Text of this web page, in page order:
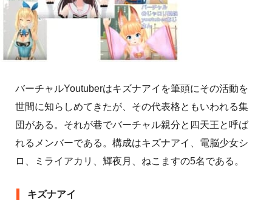
バーチャルYoutuberはキズナアイを筆頭にその活動を
世間に知らしめてきたが、その代表格ともいわれる集
団がある。それが巷でバーチャル親分と四天王と呼ば
れるメンバーである。構成はキズナアイ、電脳少女シ
ロ、ミライアカリ、輝夜月、ねこますの5名である。
キズナアイ